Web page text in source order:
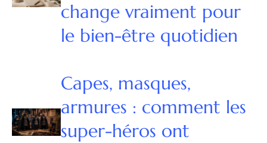
change vraiment pour
le bien-être quotidien
Capes, masques,
armures : comment les
super-héros ont